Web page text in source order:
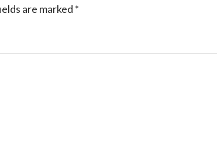
are marked *